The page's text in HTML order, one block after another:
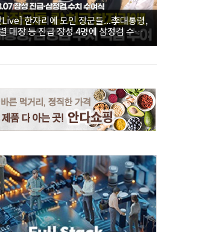
한자리에 모인 장군들...李대통령,
대장 등 진급 장성 4명에 삼정검 수치
여｜26.08.07 장성 진급·삼정검 수치